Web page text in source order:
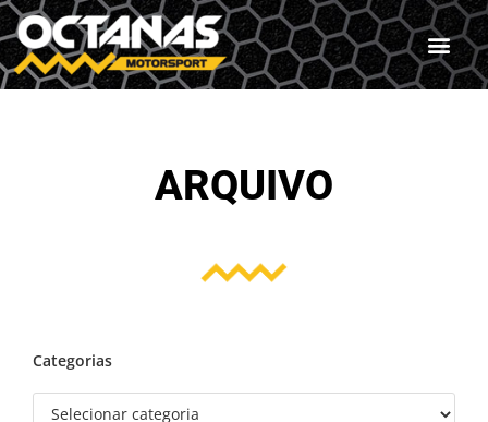
ARQUIVO
Categorias